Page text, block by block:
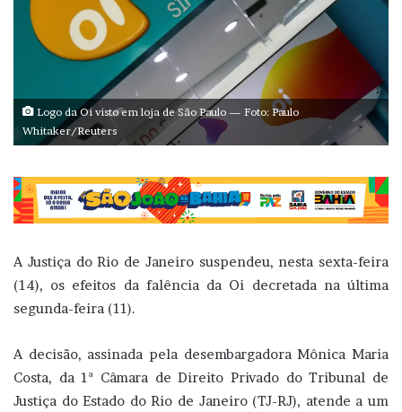
Logo da Oi visto em loja de São Paulo — Foto: Paulo
Whitaker/Reuters
A Justiça do Rio de Janeiro suspendeu, nesta sexta-feira
(14), os efeitos da falência da Oi decretada na última
segunda-feira (11).
A decisão, assinada pela desembargadora Mônica Maria
Costa, da 1ª Câmara de Direito Privado do Tribunal de
Justiça do Estado do Rio de Janeiro (TJ-RJ), atende a um